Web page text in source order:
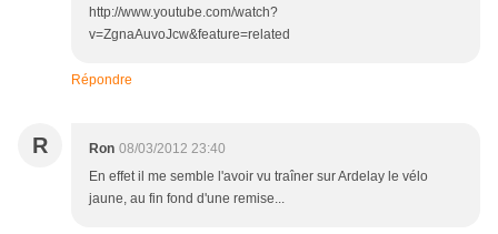
http://www.youtube.com/watch?
v=ZgnaAuvoJcw&feature=related
Répondre
R Ron 08/03/2012 23:40
En effet il me semble l'avoir vu traîner sur Ardelay le vélo
jaune, au fin fond d'une remise...